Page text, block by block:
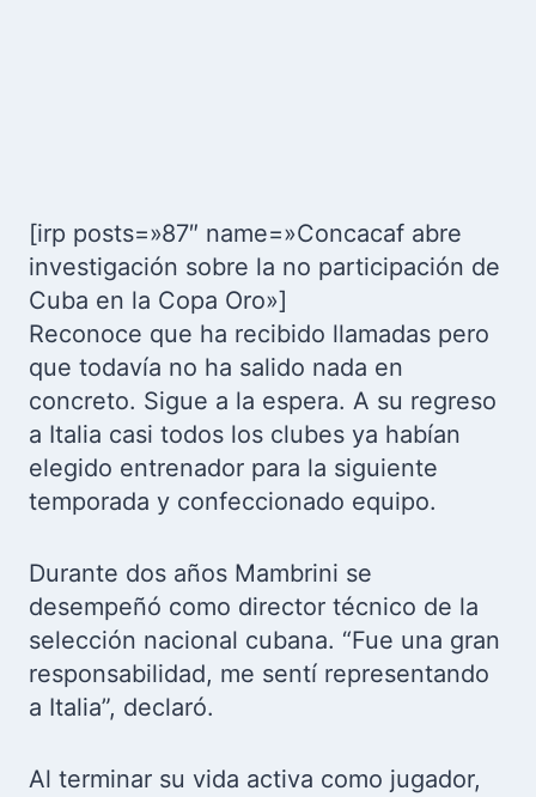
[irp posts=»87″ name=»Concacaf abre
investigación sobre la no participación de
Cuba en la Copa Oro»]
Reconoce que ha recibido llamadas pero
que todavía no ha salido nada en
concreto. Sigue a la espera. A su regreso
a Italia casi todos los clubes ya habían
elegido entrenador para la siguiente
temporada y confeccionado equipo.
Durante dos años Mambrini se
desempeñó como director técnico de la
selección nacional cubana. “Fue una gran
responsabilidad, me sentí representando
a Italia”, declaró.
Al terminar su vida activa como jugador,